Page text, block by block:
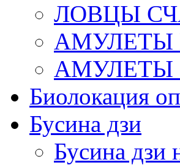
ЛОВЦЫ
АМУЛЕТЫ
АМУЛЕТЫ
Биолокация
Бусина дзи
Бусина дзи